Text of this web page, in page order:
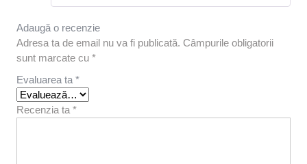
Adaugă o recenzie
Adresa ta de email nu va fi publicată. Câmpurile obligatorii
sunt marcate cu *
Evaluarea ta *
Recenzia ta *